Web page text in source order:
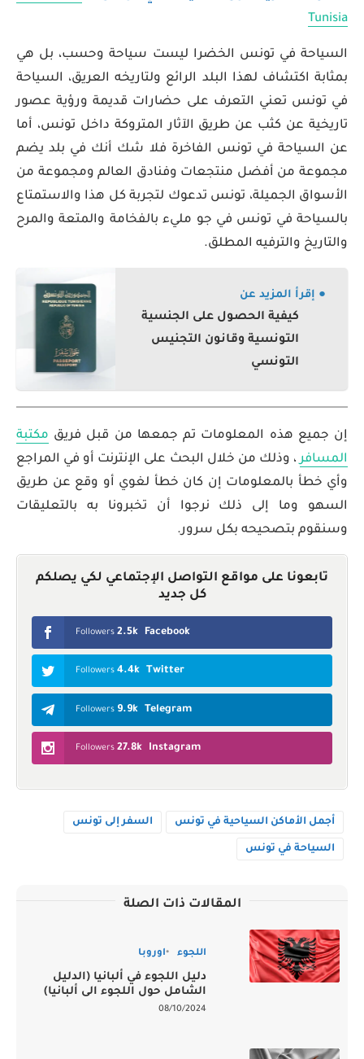
Tunisia
السياحة في تونس الخضرا ليست سياحة وحسب، بل هي
بمثابة اكتشاف لهذا البلد الرائع ولتاريخه العريق، السياحة
في تونس تعني التعرف على حضارات قديمة ورؤية عصور
تاريخية عن كثب عن طريق الآثار المتروكة داخل تونس، أما
عن السياحة في تونس الفاخرة فلا شك أنك في بلد يضم
مجموعة من أفضل منتجعات وفنادق العالم ومجموعة من
الأسواق الجميلة، تونس تدعوك لتجربة كل هذا والاستمتاع
بالسياحة في تونس في جو مليء بالفخامة والمتعة والمرح
والتاريخ والترفيه المطلق.
● إقرأ المزيد عن
كيفية الحصول على الجنسية
التونسية وقانون التجنيس
التونسي
إن جميع هذه المعلومات تم جمعها من قبل فريق مكتبة
المسافر، وذلك من خلال البحث على الإنترنت أو في المراجع
وأي خطأ بالمعلومات إن كان خطأ لغوي أو وقع عن طريق
السهو وما إلى ذلك نرجوا أن تخبرونا به بالتعليقات
وسنقوم بتصحيحه بكل سرور.
تابعونا على مواقع التواصل الإجتماعي لكي يصلكم
كل جديد
Facebook
2.5k
Followers
Twitter
4.4k
Followers
Telegram
9.9k
Followers
Instagram
27.8k
Followers
أجمل الأماكن السياحية في تونس السفر إلى تونس
السياحة في تونس
المقالات ذات الصلة
اللجوء اوروبا
دليل اللجوء في ألبانيا (الدليل
الشامل حول اللجوء الى ألبانيا)
08/10/2024